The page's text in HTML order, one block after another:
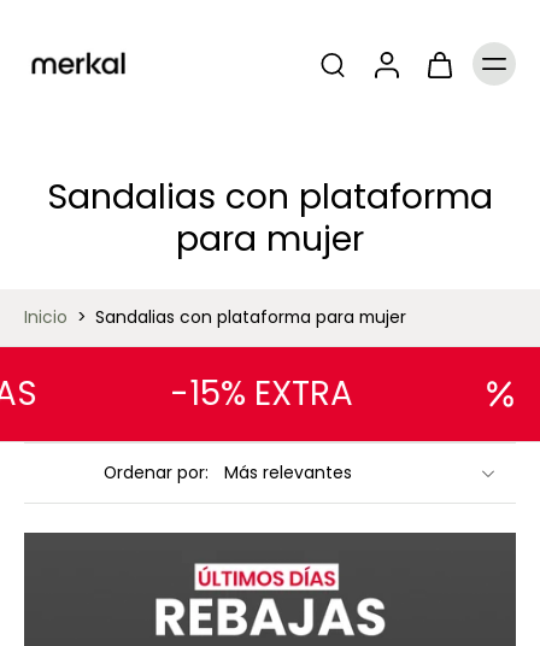
Sandalias con plataforma
para mujer
Inicio > Sandalias con plataforma para mujer
-15% EXTRA
Ordenar por: